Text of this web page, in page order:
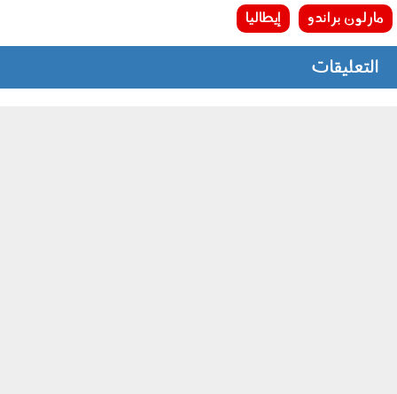
مارلون براندو إيطاليا
التعليقات